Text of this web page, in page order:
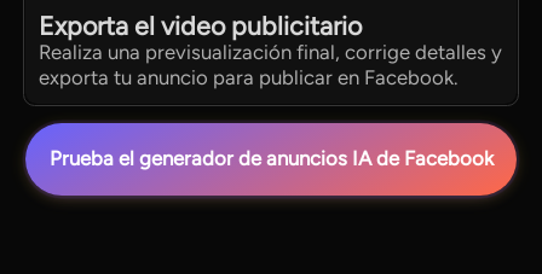
Exporta el video publicitario
Realiza una previsualización final, corrige detalles y
exporta tu anuncio para publicar en Facebook.
Prueba el generador de anuncios IA de Facebook